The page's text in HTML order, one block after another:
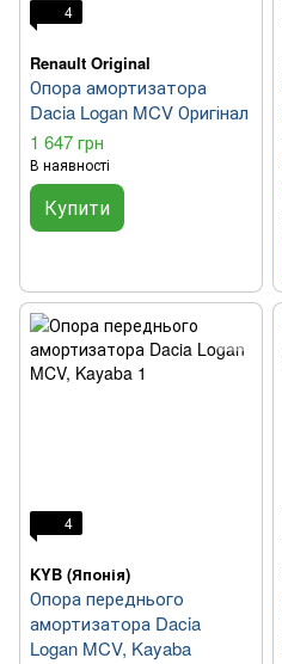
4
Renault Original
Опора амортизатора
Dacia Logan MCV Оригінал
1 647 грн
В наявності
Купити
4
KYB (Японія)
Опора переднього
амортизатора Dacia
Logan MCV, Kayaba